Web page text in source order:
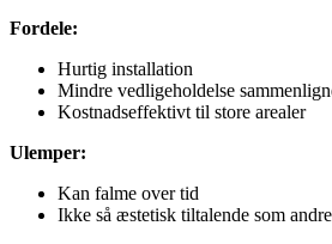
Fordele:
Hurtig installation
Mindre vedligeholdelse
Kostnadseffektivt til store arealer
Ulemper:
Kan falme over tid
Ikke så æstetisk tiltalende som